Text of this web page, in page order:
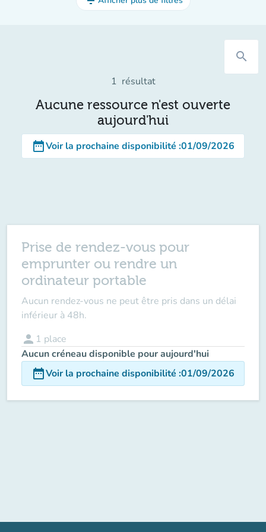
search
1 résultat
Aucune ressource n'est ouverte
aujourd'hui
date_rangeVoir la prochaine disponibilité :01/09/2026
Prise de rendez-vous pour
emprunter ou rendre un
ordinateur portable
Aucun rendez-vous ne peut être pris dans un délai
inférieur à 48h.
person 1 place
Aucun créneau disponible pour aujourd'hui
date_rangeVoir la prochaine disponibilité :01/09/2026